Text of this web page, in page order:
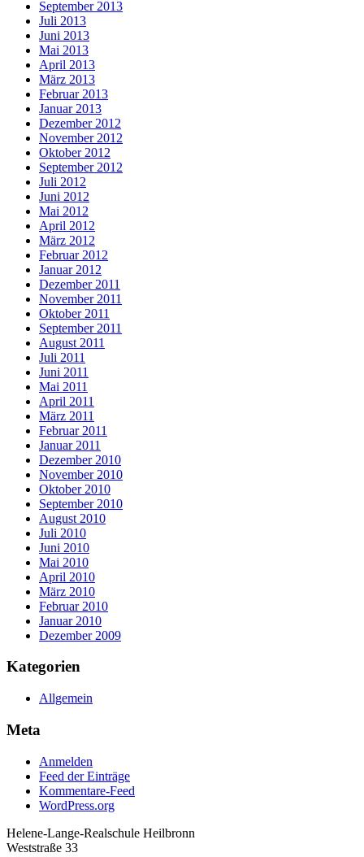
September 2013
Juli 2013
Juni 2013
Mai 2013
April 2013
März 2013
Februar 2013
Januar 2013
Dezember 2012
November 2012
Oktober 2012
September 2012
Juli 2012
Juni 2012
Mai 2012
April 2012
März 2012
Februar 2012
Januar 2012
Dezember 2011
November 2011
Oktober 2011
September 2011
August 2011
Juli 2011
Juni 2011
Mai 2011
April 2011
März 2011
Februar 2011
Januar 2011
Dezember 2010
November 2010
Oktober 2010
September 2010
August 2010
Juli 2010
Juni 2010
Mai 2010
April 2010
März 2010
Februar 2010
Januar 2010
Dezember 2009
Kategorien
Allgemein
Meta
Anmelden
Feed der Einträge
Kommentare-Feed
WordPress.org
Helene-Lange-Realschule Heilbronn
Weststraße 33